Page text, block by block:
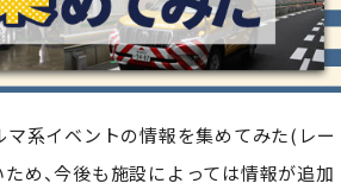
系イベントの情報を集めてみた(レー
め、今後も施設によっては情報が追加